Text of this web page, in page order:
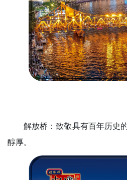
解放桥：致敬具有百年历史
醇厚。